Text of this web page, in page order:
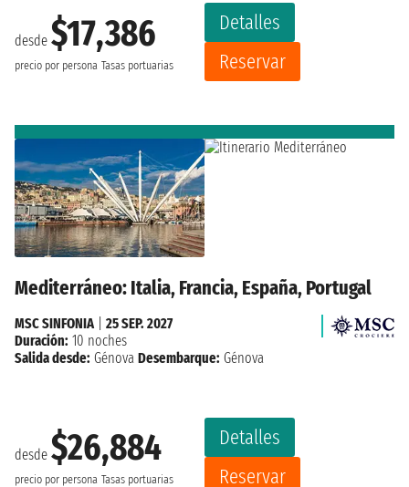
desde $17,386
precio por persona Tasas portuarias
Detalles
Reservar
Mediterráneo: Italia, Francia, España, Portugal
desde $26,884
precio por persona Tasas portuarias
Detalles
Reservar
MSC SINFONIA
25 SEP. 2027
Duración: 10 noches
Salida desde: Génova Desembarque: Génova